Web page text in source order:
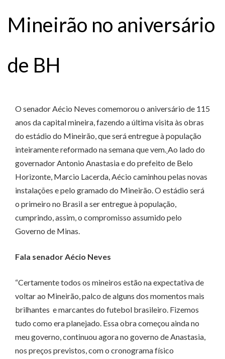
Mineirão no aniversário
de BH
O senador Aécio Neves comemorou o aniversário de 115
anos da capital mineira, fazendo a última visita às obras
do estádio do Mineirão, que será entregue à população
inteiramente reformado na semana que vem.Ao lado do
governador Antonio Anastasia e do prefeito de Belo
Horizonte, Marcio Lacerda, Aécio caminhou pelas novas
instalações e pelo gramado do Mineirão. O estádio será
o primeiro no Brasil a ser entregue à população,
cumprindo, assim, o compromisso assumido pelo
Governo de Minas.
Fala senador Aécio Neves
“Certamente todos os mineiros estão na expectativa de
voltar ao Mineirão, palco de alguns dos momentos mais
brilhantes e marcantes do futebol brasileiro. Fizemos
tudo como era planejado. Essa obra começou ainda no
meu governo, continuou agora no governo de Anastasia,
nos preços previstos, com o cronograma físico